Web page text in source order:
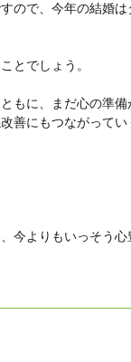
ので、今年の結婚
とでしょう。
もに、まだ心の準
善にもつながってい
よりもいっそう心